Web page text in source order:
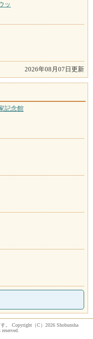
ッ
2026年08月07日更新
記念館
Copyright（C）2026 Shobunsha